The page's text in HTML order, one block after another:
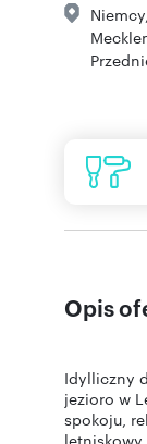
Opis
Idylliczny
jezioro w
spokoju,